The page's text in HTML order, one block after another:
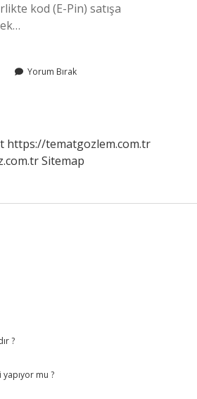
kod (E-Pin) satışa
Yorum Bırak
https://tematgozlem.com.tr
Sitemap
?
mu ?